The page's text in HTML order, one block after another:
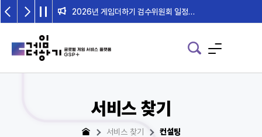
2026년 게임더하기 검수위원회 일정 안내
서비스 찾기
서비스 찾기 컨설팅